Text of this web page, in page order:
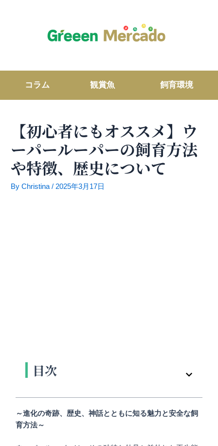
コラム 観賞魚 飼育環境
【初心者にもオススメ】ウ
ーパールーパーの飼育方法
や特徴、歴史について
ByChristina/ 2025年3月17日
目次
～進化の奇跡、歴史、神話とともに知る魅力と安全な飼
育方法～